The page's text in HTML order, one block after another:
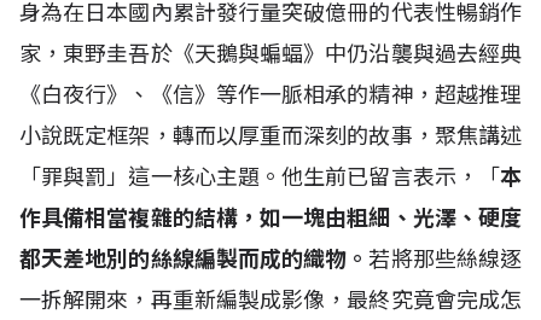
身為在日本國內累計發行量突破億冊的代表性暢銷作
家，東野圭吾於《天鵝與蝙蝠》中仍沿襲與過去經典
《白夜行》、《信》等作一脈相承的精神，超越推理
小說既定框架，轉而以厚重而深刻的故事，聚焦講述
「罪與罰」這一核心主題。他生前已留言表示，「本
作具備相當複雜的結構，如一塊由粗細、光澤、硬度
都天差地別的絲線編製而成的織物。 若將那些絲線逐
一拆解開來，再重新編製成影像，最終究竟會完成怎